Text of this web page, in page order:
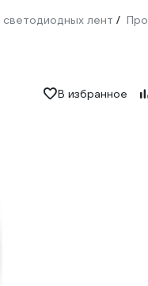
лент /
В избранное